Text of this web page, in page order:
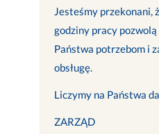
Jesteśmy przekonani,
godziny pracy
Państwa potrzebom i
obsługę.
Liczymy na Państwa
ZARZĄD